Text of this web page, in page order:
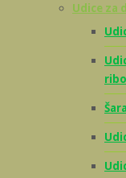
Udice za